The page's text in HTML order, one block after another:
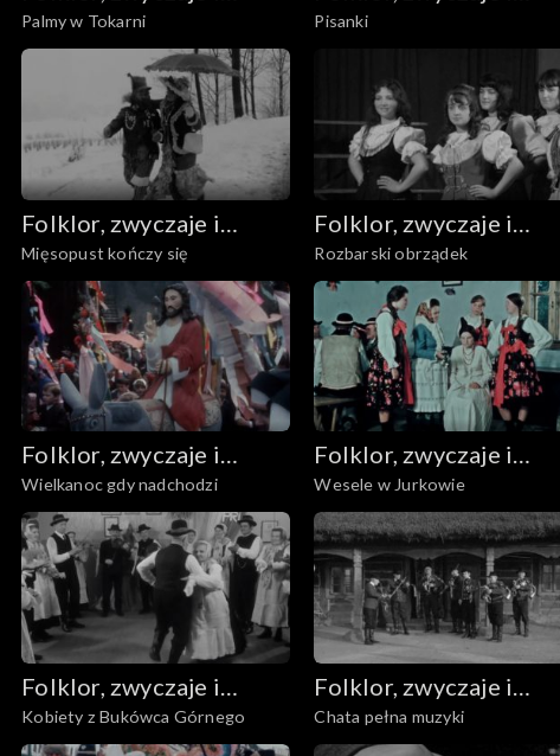
sztuka ludowa
Palmy w Tokarni
sztuka ludowa
Pisanki
Folklor, zwyczaje i
sztuka ludowa
Mięsopust kończy się
Folklor, zwyczaje i
sztuka ludowa
Rozbarski obrządek
Folklor, zwyczaje i
sztuka ludowa
Wielkanoc gdy nadchodzi
Folklor, zwyczaje i
sztuka ludowa
Wesele w Jurkowie
Folklor, zwyczaje i
sztuka ludowa
Kobiety z Bukówca Górnego
Folklor, zwyczaje i
sztuka ludowa
Chata pełna muzyki